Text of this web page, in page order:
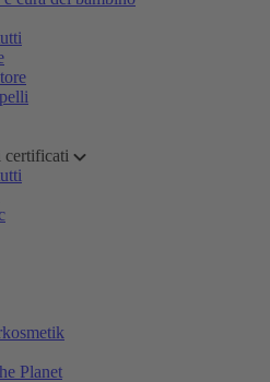
certificati
Planet